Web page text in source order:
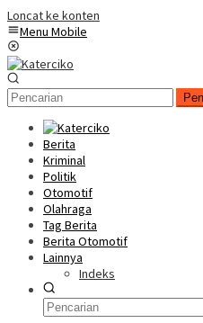
Loncat ke konten
Menu Mobile
Berita
Kriminal
Politik
Otomotif
Olahraga
Tag Berita
Berita Otomotif
Lainnya
Indeks